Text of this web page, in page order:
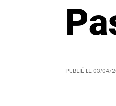
PUBLIÉ LE 03/04/